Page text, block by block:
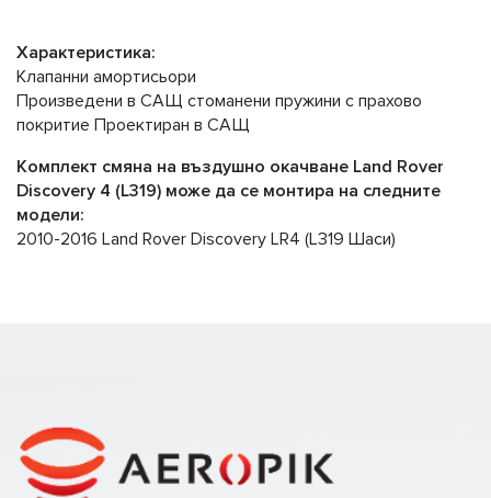
Характеристика:
Клапанни амортисьори
Произведени в САЩ стоманени пружини с прахово
покритие Проектиран в САЩ
Комплект смяна на въздушно окачване Land Rover
Discovery 4 (L319) може да се монтира на следните
модели:
2010-2016 Land Rover Discovery LR4 (L319 Шаси)